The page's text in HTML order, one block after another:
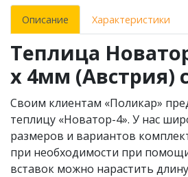
Описание Характеристики
Теплица
х 4мм (Австрия)
Своим клиентам «Поликар»
теплицу «Новатор-4». У нас
размеров и вариантов
при необходимости при
вставок можно нарастить